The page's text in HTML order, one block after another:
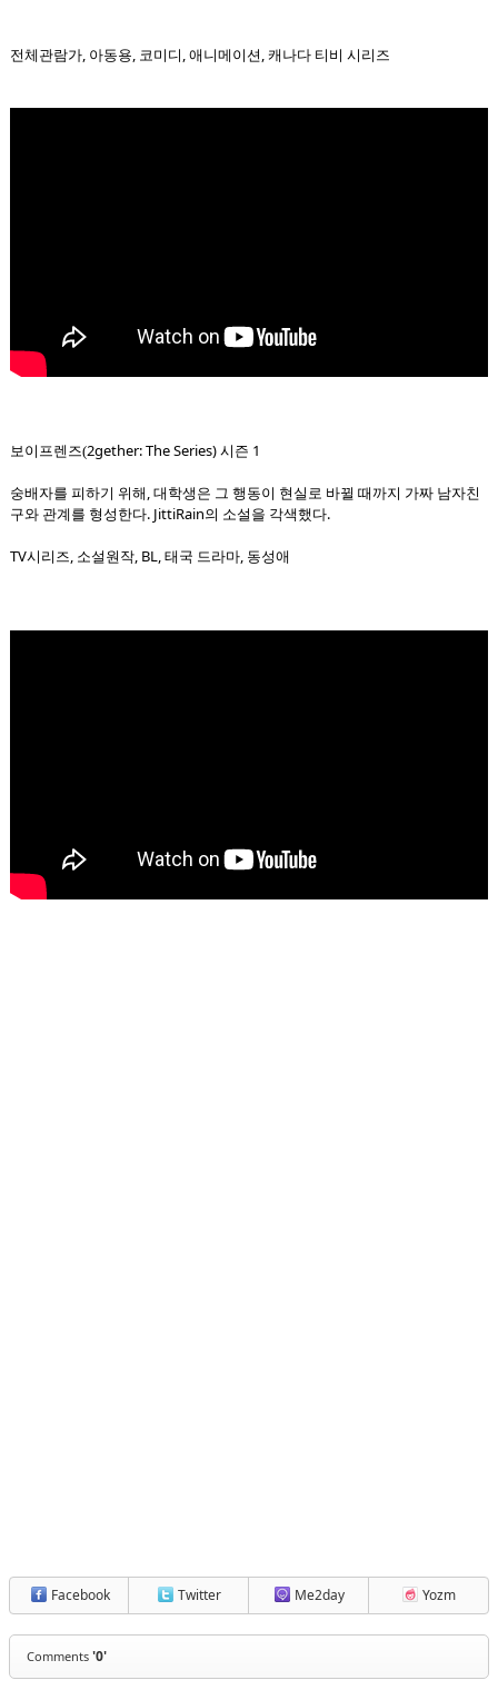
전체관람가, 아동용, 코미디, 애니메이션, 캐나다 티비 시리즈
보이프렌즈(2gether: The Series) 시즌 1
숭배자를 피하기 위해, 대학생은 그 행동이 현실로 바뀔 때까지 가짜 남자친
구와 관계를 형성한다. JittiRain의 소설을 각색했다.
TV시리즈, 소설원작, BL, 태국 드라마, 동성애
Facebook Twitter Me2day Yozm
Comments '0'